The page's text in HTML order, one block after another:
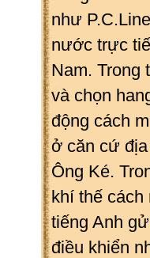
như
nước trực
Nam. Trong
và chọn
động cách
ở căn cứ
Ông Ké.
khí thế
tiếng Anh
điều khiển